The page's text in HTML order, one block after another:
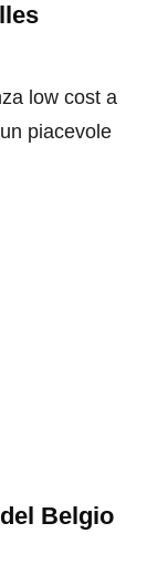
low cost a
piacevole
Belgio